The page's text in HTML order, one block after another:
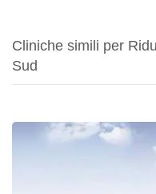
Cliniche simili per
Sud